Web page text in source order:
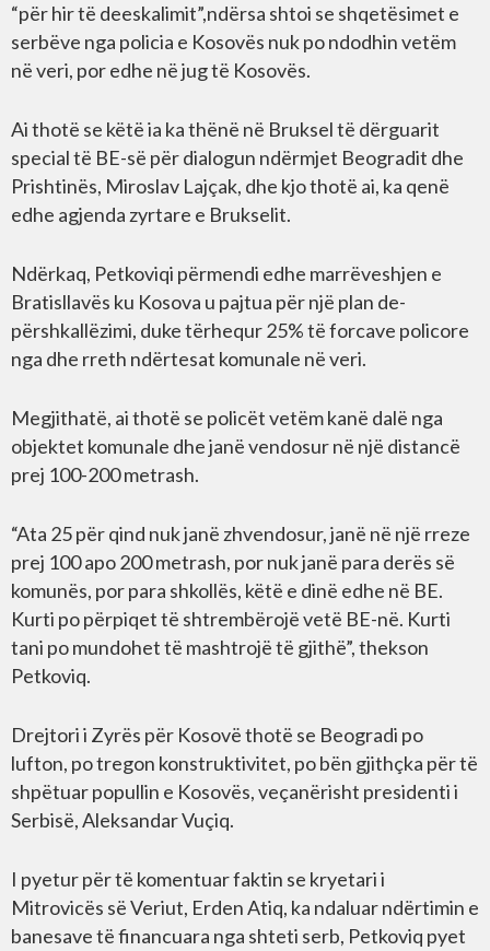
“për hir të deeskalimit”,ndërsa shtoi se shqetësimet e
serbëve nga policia e Kosovës nuk po ndodhin vetëm
në veri, por edhe në jug të Kosovës.
Ai thotë se këtë ia ka thënë në Bruksel të dërguarit
special të BE-së për dialogun ndërmjet Beogradit dhe
Prishtinës, Miroslav Lajçak, dhe kjo thotë ai, ka qenë
edhe agjenda zyrtare e Brukselit.
Ndërkaq, Petkoviqi përmendi edhe marrëveshjen e
Bratisllavës ku Kosova u pajtua për një plan de-
përshkallëzimi, duke tërhequr 25% të forcave policore
nga dhe rreth ndërtesat komunale në veri.
Megjithatë, ai thotë se policët vetëm kanë dalë nga
objektet komunale dhe janë vendosur në një distancë
prej 100-200 metrash.
“Ata 25 për qind nuk janë zhvendosur, janë në një rreze
prej 100 apo 200 metrash, por nuk janë para derës së
komunës, por para shkollës, këtë e dinë edhe në BE.
Kurti po përpiqet të shtrembërojë vetë BE-në. Kurti
tani po mundohet të mashtrojë të gjithë”, thekson
Petkoviq.
Drejtori i Zyrës për Kosovë thotë se Beogradi po
lufton, po tregon konstruktivitet, po bën gjithçka për të
shpëtuar popullin e Kosovës, veçanërisht presidenti i
Serbisë, Aleksandar Vuçiq.
I pyetur për të komentuar faktin se kryetari i
Mitrovicës së Veriut, Erden Atiq, ka ndaluar ndërtimin e
banesave të financuara nga shteti serb, Petkoviq pyet